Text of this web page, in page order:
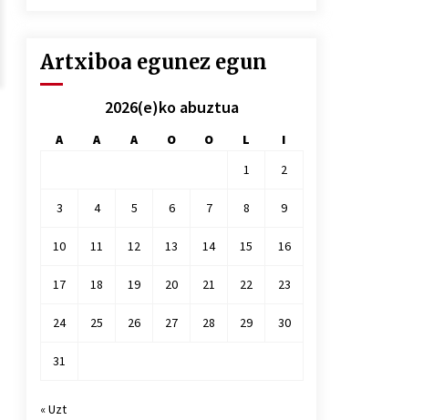
Artxiboa egunez egun
2026(e)ko abuztua
A A A O O L
I
1
2
3 4 5 6 7 8 9
10 11 12 13 14 15 16
17 18 19 20 21 22 23
24 25 26 27 28 29 30
31
« Uzt